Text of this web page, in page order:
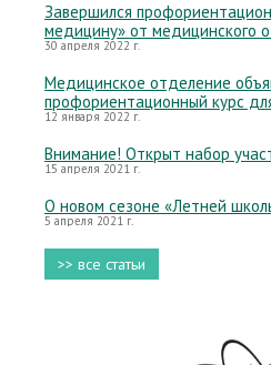
Завершился
медицину» от медицинского
30 апреля 2022 г.
Медицинское отделение
профориентационный курс
12 января 2022 г.
Внимание! Открыт набор
15 апреля 2021 г.
О новом сезоне «Летней
5 апреля 2021 г.
>> все статьи